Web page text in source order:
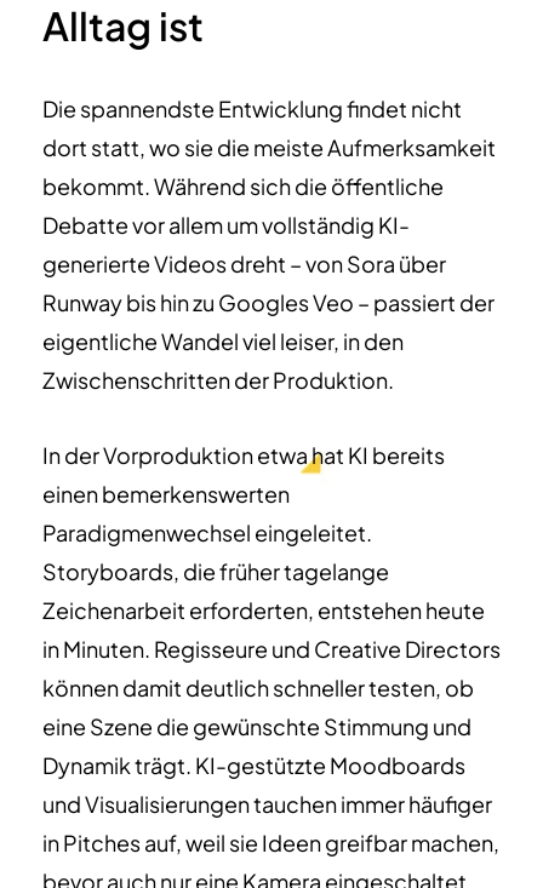
Alltag ist
Die spannendste Entwicklung findet nicht
dort statt, wo sie die meiste Aufmerksamkeit
bekommt. Während sich die öffentliche
Debatte vor allem um vollständig KI-
generierte Videos dreht – von Sora über
Runway bis hin zu Googles Veo – passiert der
eigentliche Wandel viel leiser, in den
Zwischenschritten der Produktion.
In der Vorproduktion etwa hat KI bereits
einen bemerkenswerten
Paradigmenwechsel eingeleitet.
Storyboards, die früher tagelange
Zeichenarbeit erforderten, entstehen heute
in Minuten. Regisseure und Creative Directors
können damit deutlich schneller testen, ob
eine Szene die gewünschte Stimmung und
Dynamik trägt. KI-gestützte Moodboards
und Visualisierungen tauchen immer häufiger
in Pitches auf, weil sie Ideen greifbar machen,
bevor auch nur eine Kamera eingeschaltet